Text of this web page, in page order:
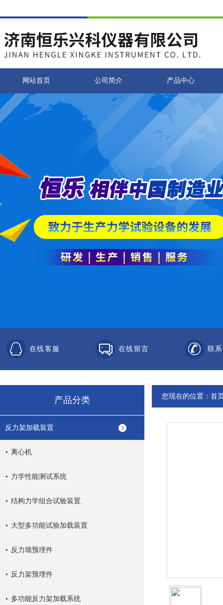
网站首页 公司简介 产品中心
在线客服 在线留言 联
产品分类
反力架加载装置
离心机
力学性能测试系统
结构力学组合试验装置.
大型多功能试验加载装置
反力墙预埋件
反力架预埋件
多功能反力架加载系统
您现在的位置： 首